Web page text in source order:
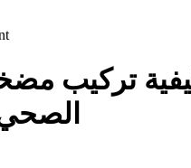
تركيب